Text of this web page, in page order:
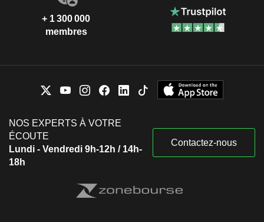
+ 1 300 000
membres
NOS EXPERTS À VOTRE
ÉCOUTE
Lundi - Vendredi 9h-12h / 14h-
18h
Contactez-nous